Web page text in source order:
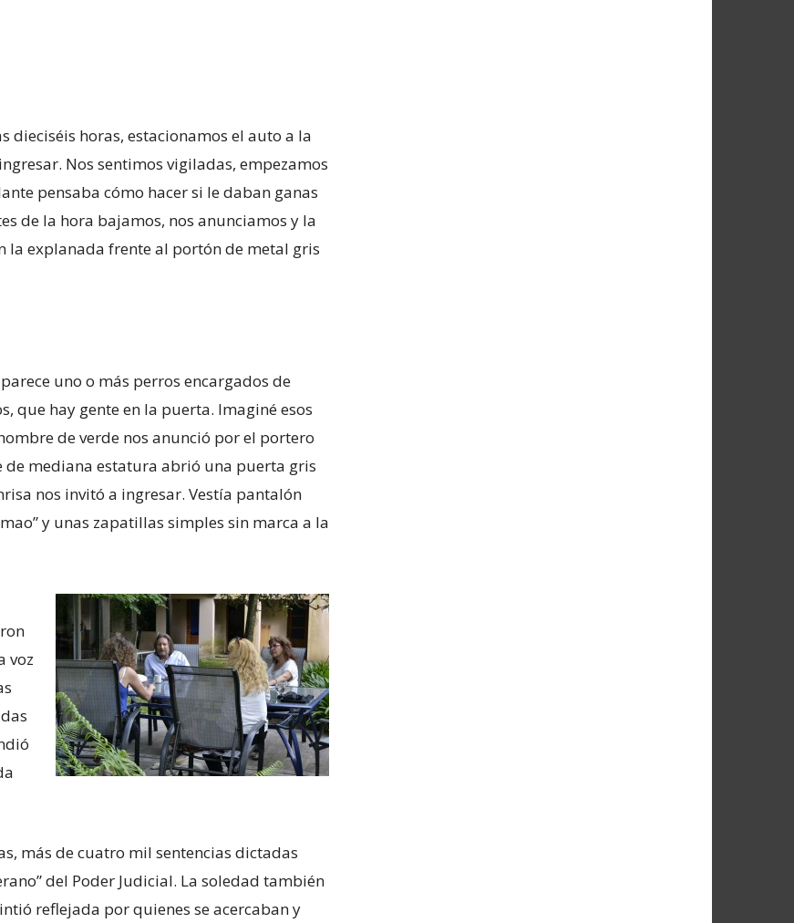
dieciséis horas, estacionamos el auto a la
Nos sentimos vigiladas, empezamos
pensaba cómo hacer si le daban ganas
de la hora bajamos, nos anunciamos y la
la explanada frente al portón de metal gris
uno o más perros encargados de
que hay gente en la puerta. Imaginé esos
de verde nos anunció por el portero
de mediana estatura abrió una puerta gris
nos invitó a ingresar. Vestía pantalón
y unas zapatillas simples sin marca a la
voz
más de cuatro mil sentencias dictadas
del Poder Judicial. La soledad también
reflejada por quienes se acercaban y